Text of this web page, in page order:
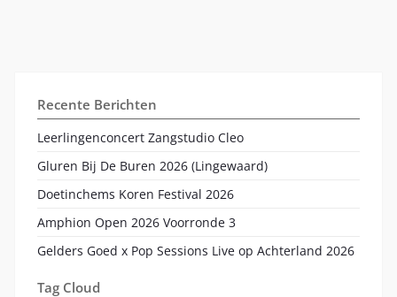
Recente Berichten
Leerlingenconcert Zangstudio Cleo
Gluren Bij De Buren 2026 (Lingewaard)
Doetinchems Koren Festival 2026
Amphion Open 2026 Voorronde 3
Gelders Goed x Pop Sessions Live op Achterland 2026
Tag Cloud